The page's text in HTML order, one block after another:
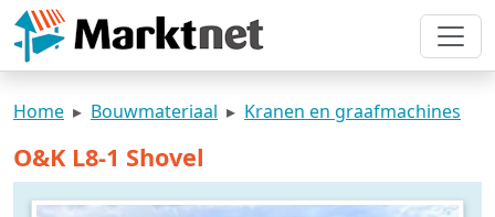
Home Bouwmateriaal Kranen en graafmachines
O&K L8-1 Shovel